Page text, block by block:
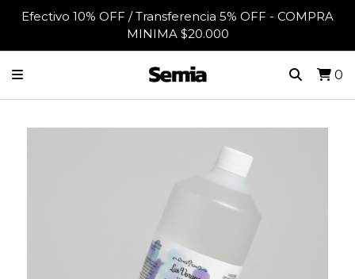
Efectivo 10% OFF / Transferencia 5% OFF - COMPRA
MINIMA $20.000
0